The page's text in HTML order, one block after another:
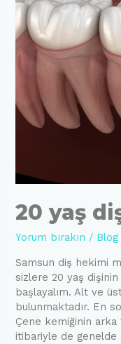
20 yaş
Yorum bırakın / Blog
Samsun diş hekimi
sizlere 20 yaş
başlayalım. Alt ve
bulunmaktadır. En
Çene kemiğinin arka
itibariyle de genelde